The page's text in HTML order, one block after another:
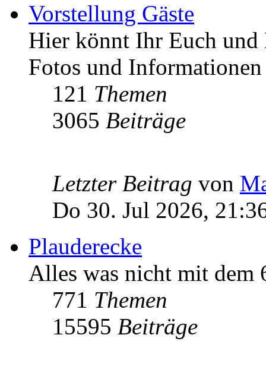
Vorstellung Gäste
Hier könnt Ihr Euch und
Fotos und Informationen
121 Themen
3065 Beiträge
Letzter Beitrag von
Do 30. Jul 2026,
Plauderecke
Alles was nicht mit dem
771 Themen
15595 Beiträge